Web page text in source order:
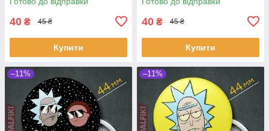
40 ₴ 45 ₴
Купити
40 ₴ 45 ₴
Купити
–11% –11%